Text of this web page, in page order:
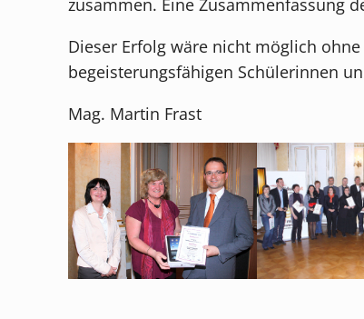
Dieser Erfolg wäre nicht möglich
begeisterungsfähigen Schülerinnen
Mag. Martin Frast